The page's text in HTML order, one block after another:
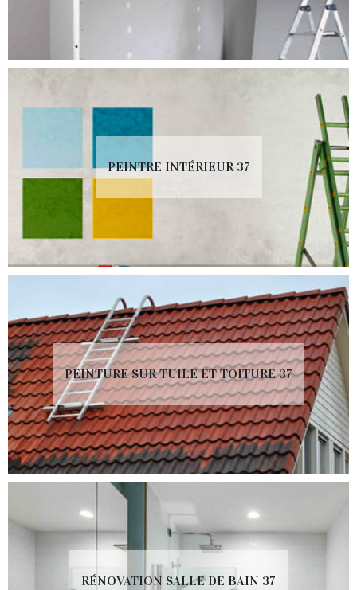
PEINTRE INTÉRIEUR 37
PEINTURE SUR TUILE ET TOITURE 37
RÉNOVATION SALLE DE BAIN 37